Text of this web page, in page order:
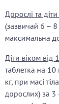
Дорослі та
(зазвичай 6 –
максимальна
Діти віком від
таблетка на 10
кг, при масі
дорослих) за